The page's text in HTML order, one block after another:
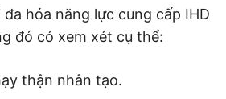
hóa năng lực cung cấp IHD
đó có xem xét cụ thể:
thận nhân tạo.